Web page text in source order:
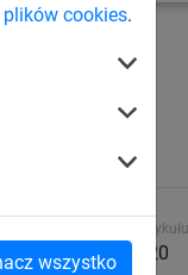
cookies.
wszystko
Numer artykułu
2432-020